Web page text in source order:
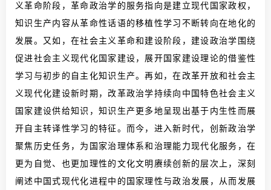
义革命阶段，革命政治学的服务指向是建立现代国家政权，
知识生产内容从革命性话语的移植性学习不断转向在地化的
发展。又如，在社会主义革命和建设阶段，建设政治学围绕
促进社会主义现代化国家建设，展开国家建设理论的借鉴性
学习与初步的自主化知识生产。再如，在改革开放和社会主
义现代化建设新时期，改革政治学持续向中国特色社会主义
国家建设供给知识，知识生产更多地呈现出基于内生性而展
开自主转译性学习的特征。而今，进入新时代，创新政治学
聚焦历史任务，为国家治理体系和治理能力现代化服务，在
更为自觉、也更加理性的文化文明赓续创新的层次上，深刻
阐述中国式现代化进程中的国家理性与政治发展，从而发展